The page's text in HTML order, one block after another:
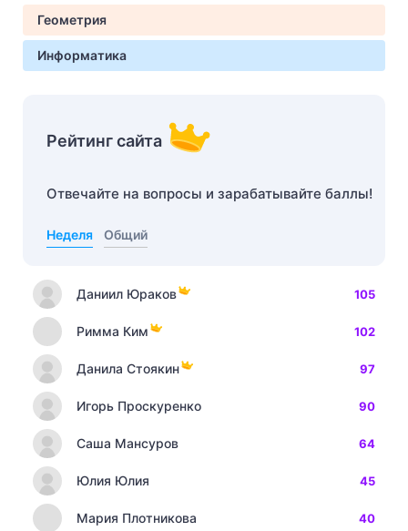
Геометрия
Информатика
Рейтинг сайта
Отвечайте на вопросы и зарабатывайте баллы!
Неделя Общий
Даниил Юраков 105
Римма Ким 102
Данила Стоякин 97
Игорь Проскуренко 90
Саша Мансуров 64
Юлия Юлия 45
Мария Плотникова 40